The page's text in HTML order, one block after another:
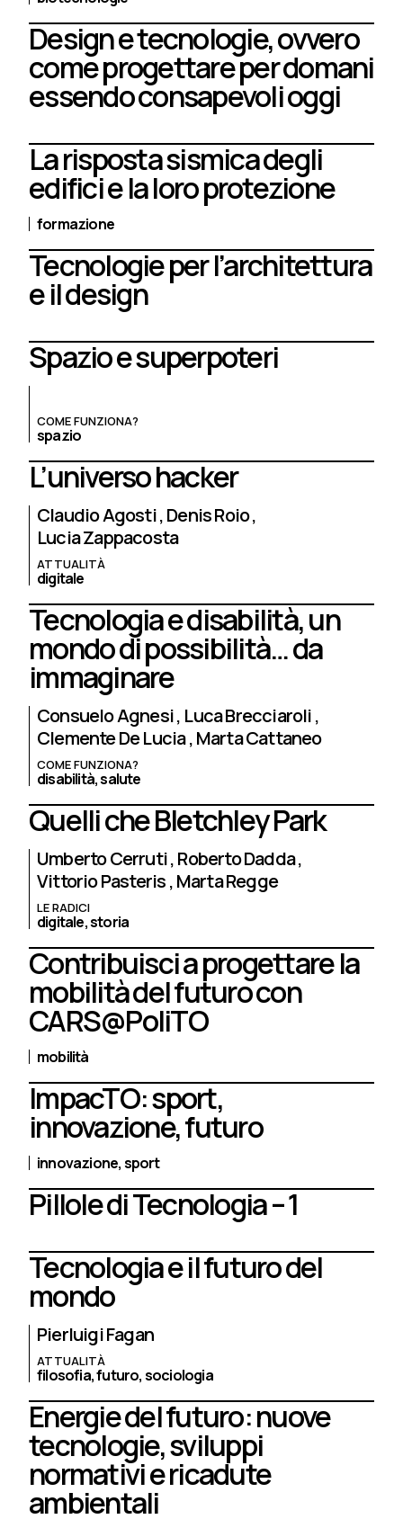
Design e tecnologie, ovvero
come progettare per domani
essendo consapevoli oggi
La risposta sismica degli
edifici e la loro protezione
formazione
Tecnologie per l’architettura
e il design
Spazio e superpoteri
COME FUNZIONA?
spazio
L’universo hacker
Claudio Agosti Denis Roio
Lucia Zappacosta
ATTUALITÀ
digitale
Tecnologia e disabilità, un
mondo di possibilità… da
immaginare
Consuelo Agnesi Luca Brecciaroli
Clemente De Lucia Marta Cattaneo
COME FUNZIONA?
disabilità,salute
Quelli che Bletchley Park
Umberto Cerruti Roberto Dadda
Vittorio Pasteris Marta Regge
LE RADICI
digitale,storia
Contribuisci a progettare la
mobilità del futuro con
CARS@PoliTO
mobilità
ImpacTO: sport,
innovazione, futuro
innovazione,sport
Pillole di Tecnologia – 1
Tecnologia e il futuro del
mondo
Pierluigi Fagan
ATTUALITÀ
filosofia,futuro,sociologia
Energie del futuro: nuove
tecnologie, sviluppi
normativi e ricadute
ambientali